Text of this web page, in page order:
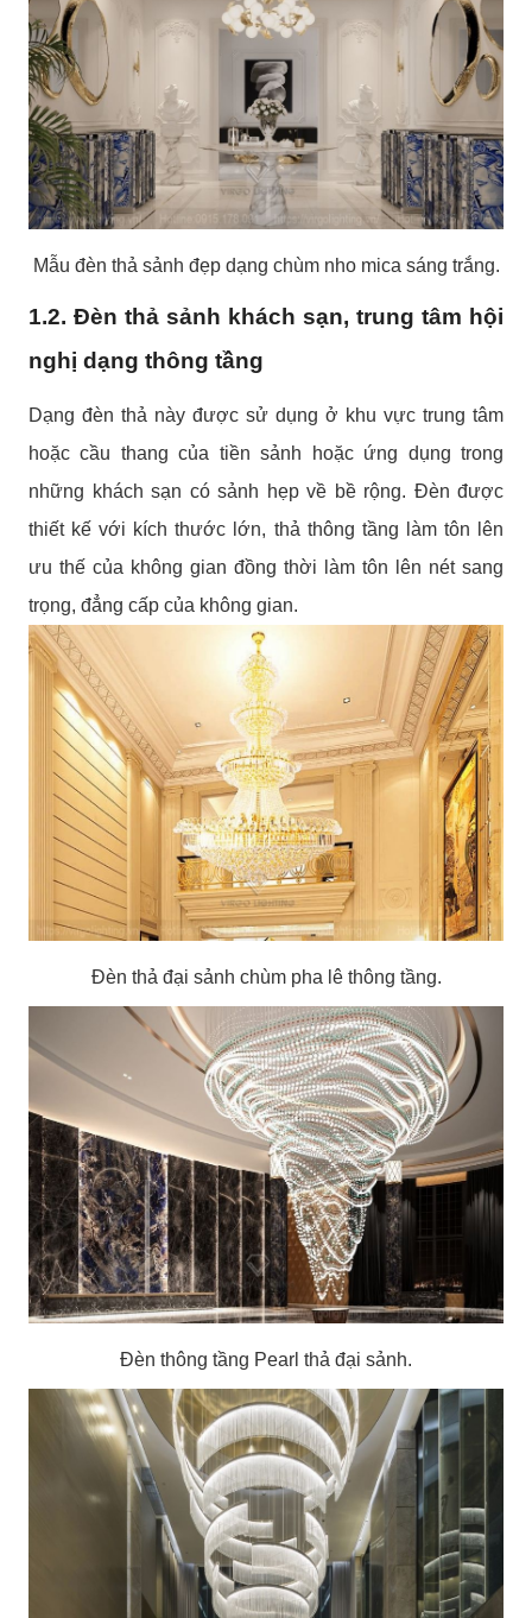
Mẫu đèn thả sảnh đẹp dạng chùm nho mica sáng trắng.
1.2. Đèn thả sảnh khách sạn, trung tâm hội
nghị dạng thông tầng
Dạng đèn thả này được sử dụng ở khu vực trung tâm
hoặc cầu thang của tiền sảnh hoặc ứng dụng trong
những khách sạn có sảnh hẹp về bề rộng. Đèn được
thiết kế với kích thước lớn, thả thông tầng làm tôn lên
ưu thế của không gian đồng thời làm tôn lên nét sang
trọng, đẳng cấp của không gian.
Đèn thả đại sảnh chùm pha lê thông tầng.
Đèn thông tầng Pearl thả đại sảnh.